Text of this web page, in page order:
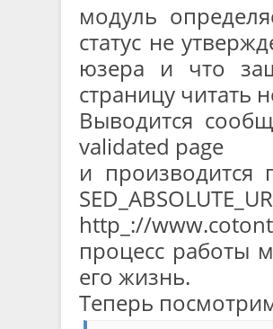
модуль
статус не
юзера и что
страницу читать
Выводится
validated page
и производится
http_://
процесс работы
его жизнь.
Теперь